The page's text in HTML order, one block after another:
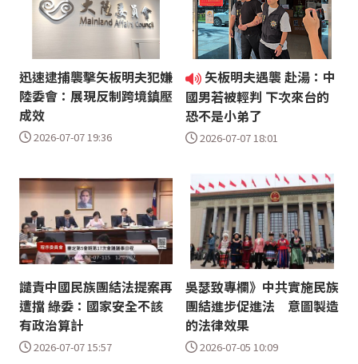
迅速逮捕襲擊矢板明夫犯嫌
陸委會：展現反制跨境鎮壓
成效
2026-07-07 19:36
矢板明夫遇襲 赴湯：中
國男若被輕判 下次來台的
恐不是小弟了
2026-07-07 18:01
譴責中國民族團結法提案再
遭擋 綠委：國家安全不該
有政治算計
2026-07-07 15:57
吳瑟致專欄》中共實施民族
團結進步促進法 意圖製造
的法律效果
2026-07-05 10:09